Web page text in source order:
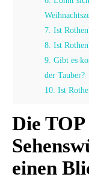
7. Ist
8. Ist
9. Gibt es
der Tauber?
10. Ist
Die
einen